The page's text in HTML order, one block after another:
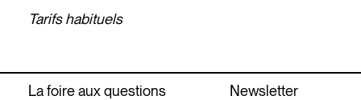
Tarifs habituels
La foire aux questions Newsletter